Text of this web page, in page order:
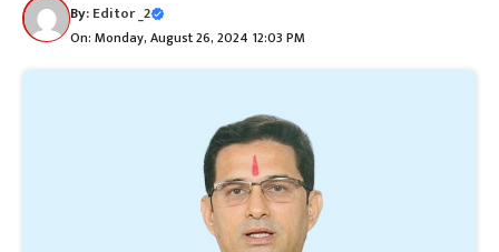
By:Editor _2
On: Monday, August 26, 2024 12:03 PM